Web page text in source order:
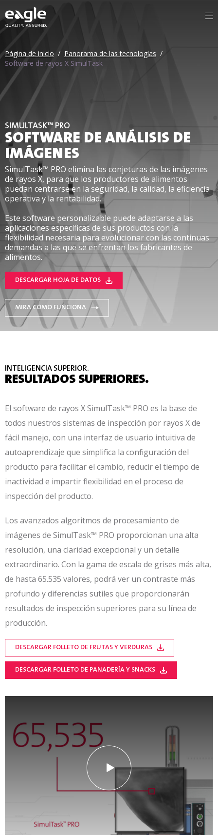
Página de inicio / Panorama de las tecnologías /
Software de rayos X SimulTask
SIMULTASK™ PRO
SOFTWARE DE ANÁLISIS DE
IMÁGENES
SimulTask™ PRO elimina las conjeturas de las imágenes
de rayos X, para que los productores de alimentos
puedan centrarse en la seguridad, la calidad, la eficiencia
operativa y la rentabilidad.
Este software personalizable puede adaptarse a las
aplicaciones específicas de sus productos con la
flexibilidad necesaria para evolucionar con las continuas
demandas a las que se enfrentan los fabricantes de
alimentos.
DESCARGAR HOJA DE DATOS
MIRA CÓMO FUNCIONA
INTELIGENCIA SUPERIOR.
RESULTADOS SUPERIORES.
El software de rayos X SimulTask™ PRO es la base de
todos nuestros sistemas de inspección por rayos X de
fácil manejo, con una interfaz de usuario intuitiva de
autoaprendizaje que simplifica la configuración del
producto para facilitar el cambio, reducir el tiempo de
inactividad e impartir flexibilidad en el proceso de
inspección del producto.
Los avanzados algoritmos de procesamiento de
imágenes de SimulTask™ PRO proporcionan una alta
resolución, una claridad excepcional y un detalle
extraordinario. Con la gama de escala de grises más alta,
de hasta 65.535 valores, podrá ver un contraste más
profundo y diferencias sutiles que proporcionarán
resultados de inspección superiores para su línea de
producción.
DESCARGAR FOLLETO DE FRUTAS Y VERDURAS
DESCARGAR FOLLETO DE PANADERÍA Y SNACKS